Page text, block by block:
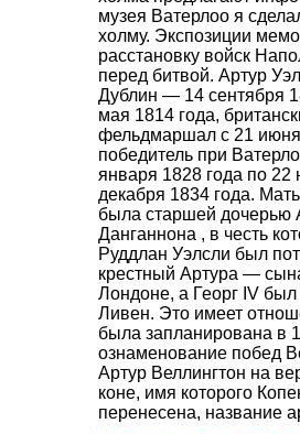
музея Ватерлоо я
холму. Экспозиции
расстановку войск
перед битвой. Артур
Дублин — 14 сентября
мая 1814 года,
фельдмаршал с 21 июня
победитель при
января 1828 года по 22
декабря 1834 года.
была старшей дочерью
Данганнона , в честь
Руддлан Уэлсли был
крестный Артура —
Лондоне, а Георг IV
Ливен. Это имеет
была запланирована в
ознаменование побед
Артур Веллингтон на
коне, имя которого
перенесена, название